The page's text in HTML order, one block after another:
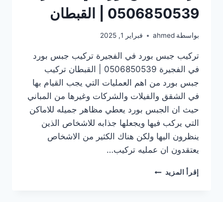
0506850539 | القبطان
بواسطة ahmed فبراير 1, 2025
تركيب جبس بورد في الفجيرة تركيب جبس بورد
في الفجيرة 0506850539 | القبطان تركيب
جبس بورد من اهم العمليات التي يجب القيام بها
في الشقق والفيلات والشركات وغيرها من المباني
حيث ان الجبس بورد يعطي مظاهر جميله للاماكن
التي يركب فيها ويجعلها جذابه للاشخاص الذين
ينظرون اليها ولكن هناك الكثير من الاشخاص
يعتقدون ان عمليه تركيب…
إقرأ المزيد تركيب